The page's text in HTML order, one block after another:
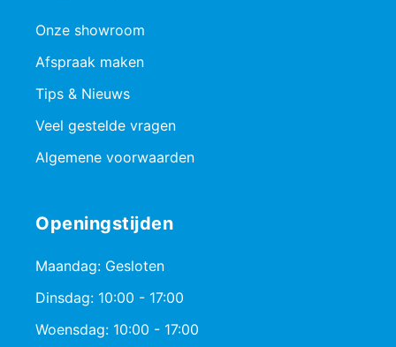
Onze showroom
Afspraak maken
Tips & Nieuws
Veel gestelde vragen
Algemene voorwaarden
Openingstijden
Maandag: Gesloten
Dinsdag: 10:00 - 17:00
Woensdag: 10:00 - 17:00